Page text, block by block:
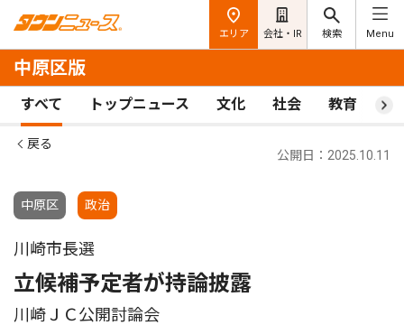
エリア 会社・IR 検索 Menu
中原区版
すべて トップニュース 文化 社会 教育 ス
戻る
中原区 政治
公開日：2025.10.11
川崎市長選
立候補予定者が持論披露
川崎ＪＣ公開討論会